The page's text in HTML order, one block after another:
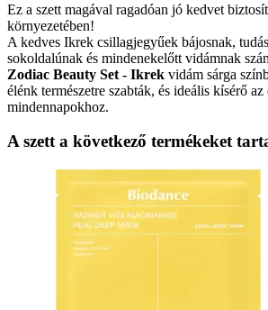
Ez a szett magával ragadóan jó kedvet
környezetében!
A kedves Ikrek csillagjegyűek bájosnak,
sokoldalúnak és mindenekelőtt vidámnak
Zodiac Beauty Set - Ikrek vidám sárga
élénk természetre szabták, és ideális kísérő az
mindennapokhoz.
A szett a következő termékeket